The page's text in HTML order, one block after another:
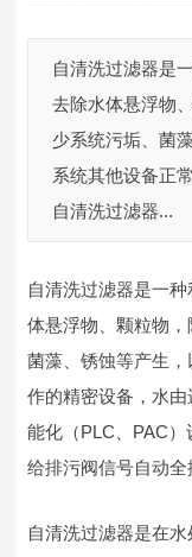
自清洗过滤器是
去除水体悬浮物
少系统污垢、菌
系统其他设备正
自清洗过滤器...
自清洗过滤器是一
体悬浮物、颗粒物，
菌藻、锈蚀等产生
作的精密设备，水
能化（PLC、PAC）
给排污阀信号自动全
自清洗过滤器是在